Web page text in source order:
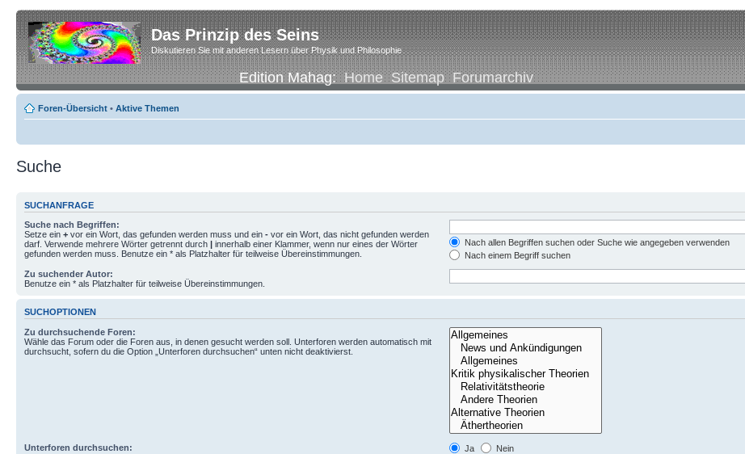
Das Prinzip des Seins
Diskutieren Sie mit anderen Lesern über Physik und Philosophie
Edition Mahag:Home Sitemap Forumarchiv
Foren-Übersicht • Aktive Themen
Suche
SUCHANFRAGE
Suche nach Begriffen:
Setze ein + vor ein Wort, das gefunden werden muss und ein - vor ein Wort, das nicht gefunden werden
darf. Verwende mehrere Wörter getrennt durch | innerhalb einer Klammer, wenn nur eines der Wörter
gefunden werden muss. Benutze ein * als Platzhalter für teilweise Übereinstimmungen.
Nach allen Begriffen suchen oder Suche wie angegeben verwenden
Nach einem Begriff suchen
Zu suchender Autor:
Benutze ein * als Platzhalter für teilweise Übereinstimmungen.
SUCHOPTIONEN
Zu durchsuchende Foren:
Wähle das Forum oder die Foren aus, in denen gesucht werden soll. Unterforen werden automatisch mit
durchsucht, sofern du die Option „Unterforen durchsuchen“ unten nicht deaktivierst.
Unterforen durchsuchen: Ja
Nein